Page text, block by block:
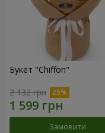
Букет "Chiffon"
2 132 грн
Замовити